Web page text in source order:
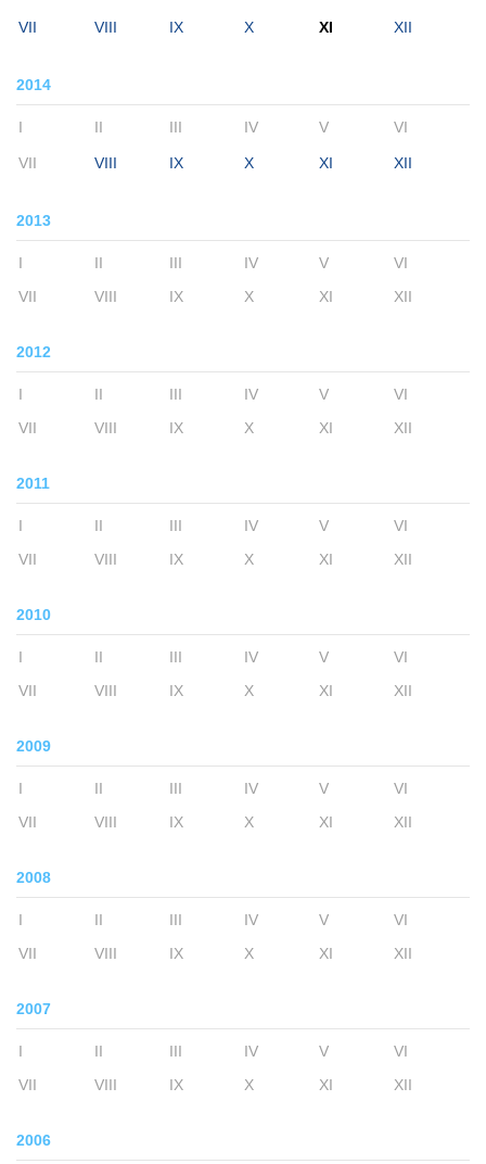
VII VIII IX X XI XII
2014
I II III IV V VI
VII VIII IX X XI XII
2013
I II III IV V
VI
VII
VIII IX X XI XII
2012
I II III IV V
VI
VII
VIII IX X XI XII
2011
I II III IV V
VI
VII
VIII IX X XI XII
2010
I II III IV V
VI
VII
VIII IX X XI XII
2009
I II III IV V
VI
VII
VIII IX X XI XII
2008
I II III IV V
VI
VII
VIII IX X XI XII
2007
I II III IV V
VI
VII
VIII IX X XI XII
2006